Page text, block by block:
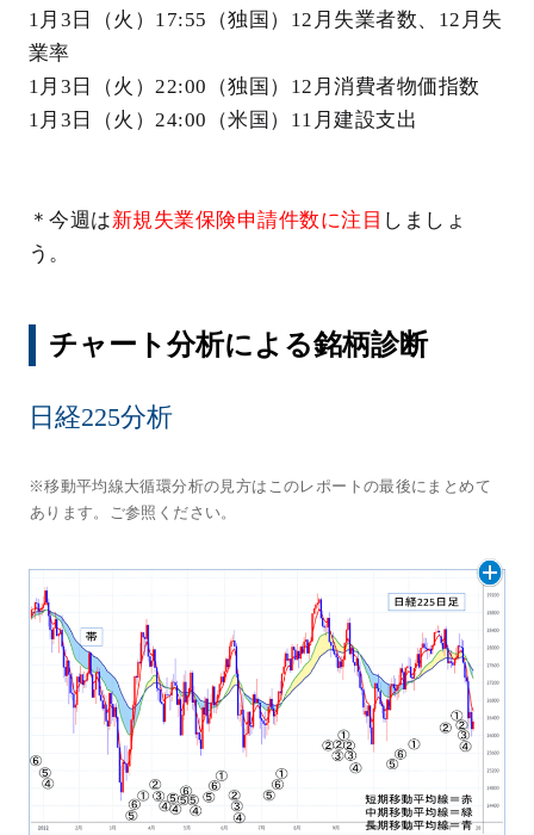
1月3日（火）17:55（独国）12月失業者数、12月失
業率
1月3日（火）22:00（独国）12月消費者物価指数
1月3日（火）24:00（米国）11月建設支出
＊今週は新規失業保険申請件数に注目 しましょ
う。
チャート分析による銘柄診断
日経225分析
※移動平均線大循環分析の見方はこのレポートの最後にまとめて
あります。ご参照ください。